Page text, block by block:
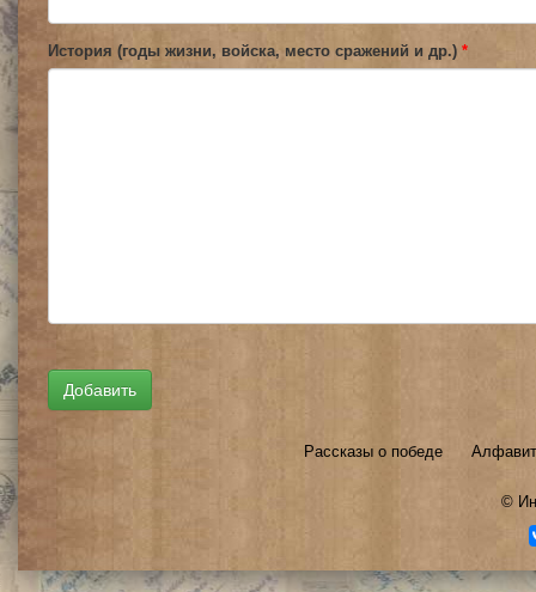
История (годы жизни, войска, место сражений и др.) *
Рассказы о победе
©